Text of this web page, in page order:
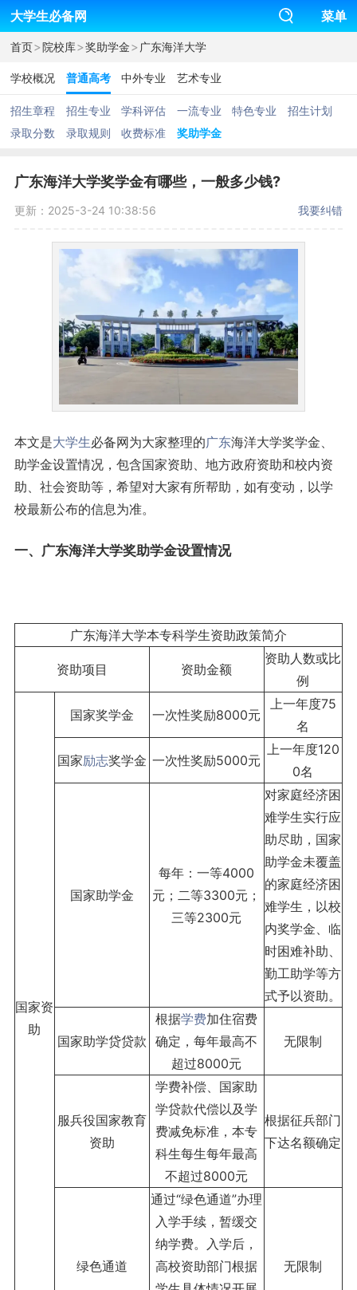
大学生必备网 菜单
首页>院校库>奖助学金> 广东海洋大学
学校概况 普通高考 中外专业 艺术专业
招生章程 招生专业 学科评估 一流专业 特色专业
招生计划
录取分数
录取规则 收费标准 奖助学金
广东海洋大学奖学金有哪些，一般多少钱?
更新：2025-3-24 10:38:56 我要纠错
本文是大学生必备网为大家整理的广东海洋大学奖学金、
助学金设置情况，包含国家资助、地方政府资助和校内资
助、社会资助等，希望对大家有所帮助，如有变动，以学
校最新公布的信息为准。
一、广东海洋大学奖助学金设置情况
广东海洋大学本专科学生资助政策简介
资助项目 资助金额
资助人数或比
例
国家资
助
国家奖学金 一次性奖励8000元
上一年度75
名
国家励志奖学金 一次性奖励5000元
上一年度120
0名
国家助学金
每年：一等4000
元；二等3300元；
三等2300元
对家庭经济困
难学生实行应
助尽助，国家
助学金未覆盖
的家庭经济困
难学生，以校
内奖学金、临
时困难补助、
勤工助学等方
式予以资助。
国家助学贷贷款
根据学费加住宿费
确定，每年最高不
超过8000元
无限制
服兵役国家教育
资助
学费补偿、国家助
学贷款代偿以及学
费减免标准，本专
科生每生每年最高
不超过8000元
根据征兵部门
下达名额确定
绿色通道
通过“绿色通道”办理
入学手续，暂缓交
纳学费。入学后，
高校资助部门根据
无限制